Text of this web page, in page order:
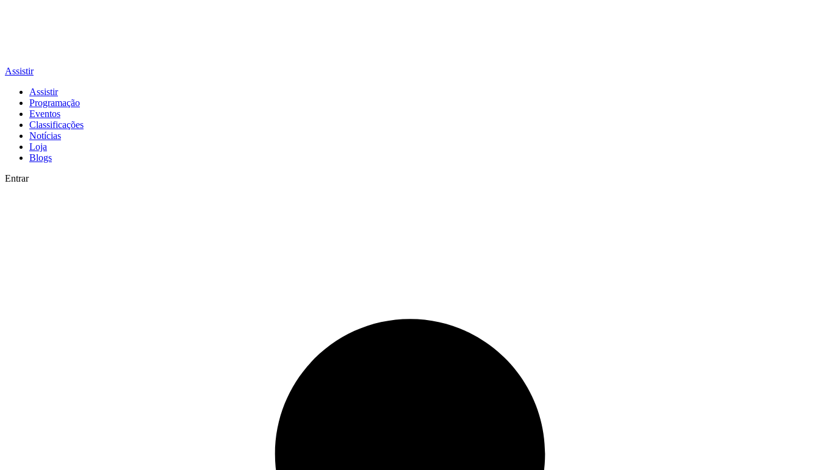
Assistir
Assistir
Programação
Eventos
Classificações
Notícias
Loja
Blogs
Entrar